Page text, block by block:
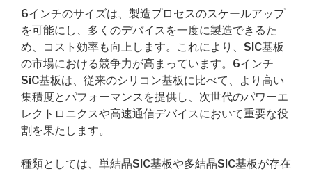
6インチのサイズは、製造プロセスのスケールアップ
を可能にし、多くのデバイスを一度に製造できるた
め、コスト効率も向上します。これにより、SiC基板
の市場における競争力が高まっています。6インチ
SiC基板は、従来のシリコン基板に比べて、より高い
集積度とパフォーマンスを提供し、次世代のパワーエ
レクトロニクスや高速通信デバイスにおいて重要な役
割を果たします。
種類としては、単結晶SiC基板や多結晶SiC基板が存在